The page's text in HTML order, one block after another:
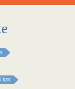
km